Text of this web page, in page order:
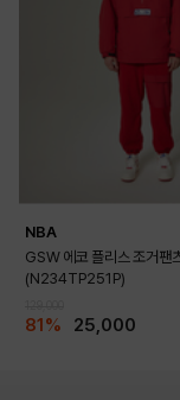
NBA
GSW 에코 플리스 조거팬
(N234TP251P)
81% 25,000